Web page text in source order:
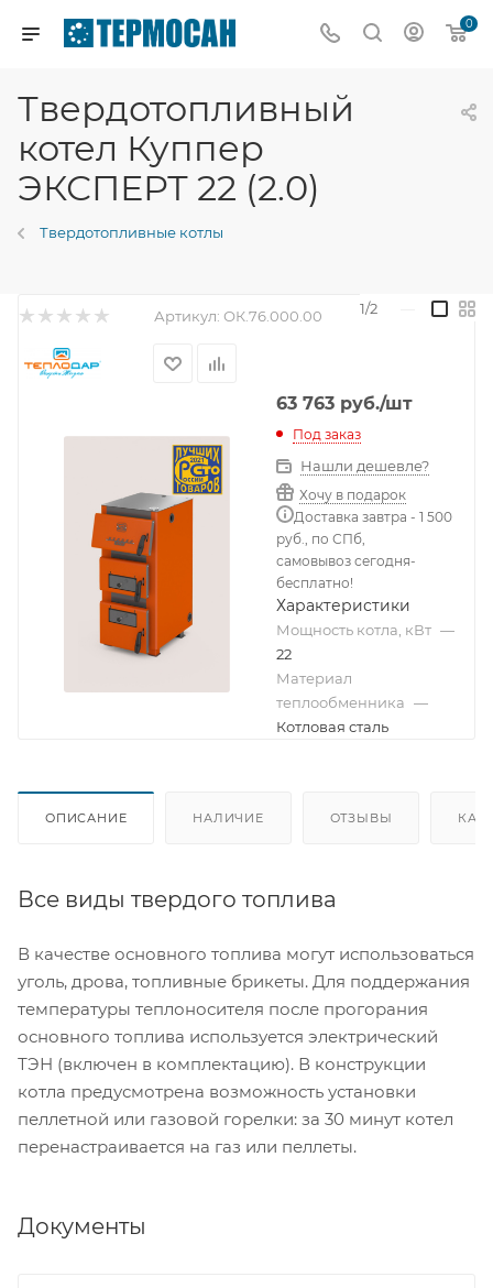
0
Твердотопливный
котел Куппер
ЭКСПЕРТ 22 (2.0)
Твердотопливные котлы
Артикул: ОК.76.000.00
63 763руб./шт
Под заказ
Нашли дешевле?
Хочу в подарок
Доставка завтра - 1 500
руб., по СПб,
самовывоз сегодня-
бесплатно!
Характеристики
Мощность котла, кВт —
22
Материал
теплообменника —
Котловая сталь
ОПИСАНИЕ НАЛИЧИЕ ОТЗЫВЫ КАК
Все виды твердого топлива
В качестве основного топлива могут использоваться
уголь, дрова, топливные брикеты. Для поддержания
температуры теплоносителя после прогорания
основного топлива используется электрический
ТЭН (включен в комплектацию). В конструкции
котла предусмотрена возможность установки
пеллетной или газовой горелки: за 30 минут котел
перенастраивается на газ или пеллеты.
Документы
1/2